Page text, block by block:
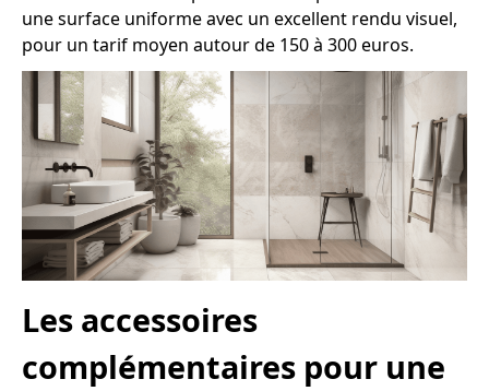
une surface uniforme avec un excellent rendu visuel,
pour un tarif moyen autour de 150 à 300 euros.
Les accessoires
complémentaires pour une